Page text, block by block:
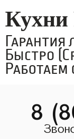
Кухни
Быстро
Работаем
8